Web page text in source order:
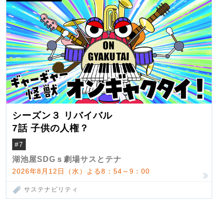
シーズン３ リバイバル
7話 子供の人権？
#7
湖池屋SDGｓ劇場サスとテナ
2026年8月12日（水）よる8：54～9：00
サステナビリティ